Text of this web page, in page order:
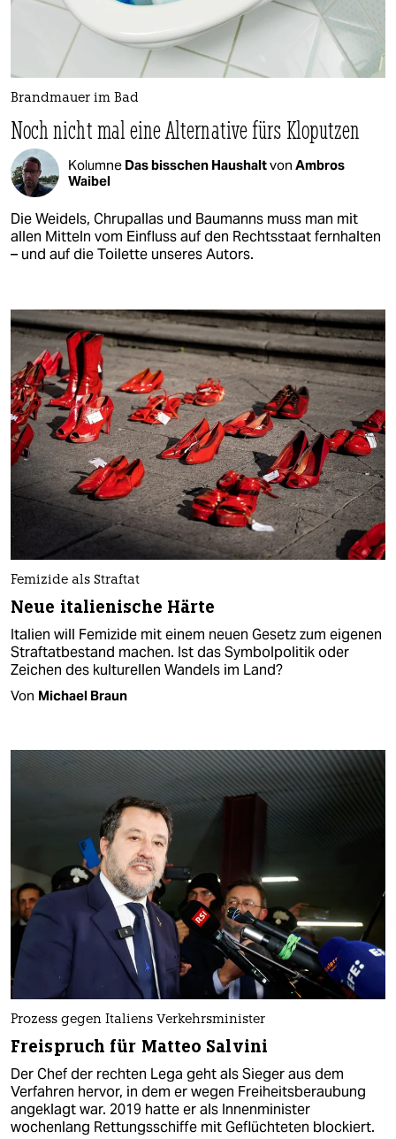
Brandmauer im Bad
Noch nicht mal eine Alternative fürs Kloputzen
Kolumne Das bisschen Haushaltvon Ambros
Waibel
Die Weidels, Chrupallas und Baumanns muss man mit
allen Mitteln vom Einfluss auf den Rechtsstaat fernhalten
– und auf die Toilette unseres Autors.
Femizide als Straftat
Neue italienische Härte
Italien will Femizide mit einem neuen Gesetz zum eigenen
Straftatbestand machen. Ist das Symbolpolitik oder
Zeichen des kulturellen Wandels im Land?
Von Michael Braun
Prozess gegen Italiens Verkehrsminister
Freispruch für Matteo Salvini
Der Chef der rechten Lega geht als Sieger aus dem
Verfahren hervor, in dem er wegen Freiheitsberaubung
angeklagt war. 2019 hatte er als Innenminister
wochenlang Rettungsschiffe mit Geflüchteten blockiert.